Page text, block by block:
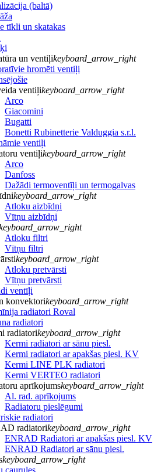
(baltā)
tīkli un skatakas
un ventiļikeyboard_arrow_right
hromēti ventiļi
ventiļikeyboard_arrow_right
Arco
Giacomini
Bugatti
Bonetti Rubinetterie Valduggia s.r.l.
ventiļi
ventiļikeyboard_arrow_right
Arco
Danfoss
Dažādi termoventīļi un termogalvas
keyboard_arrow_right
Atloku aizbīdņi
Vītņu aizbīdņi
Atloku filtri
Vītņu filtri
keyboard_arrow_right
Atloku pretvārsti
Vītņu pretvārsti
ventīļi
konvektorikeyboard_arrow_right
radiatori Roval
radiatori
radiatorikeyboard_arrow_right
Kermi radiatori ar sānu piesl.
Kermi radiatori ar apakšas piesl. KV
Kermi LINE PLK radiatori
Kermi VERTEO radiatori
aprīkojumskeyboard_arrow_right
Al. rad. aprīkojums
Radiatoru pieslēgumi
radiatori
radiatorikeyboard_arrow_right
ENRAD Radiatori ar apakšas piesl. KV
ENRAD Radiatori ar sānu piesl.
keyboard_arrow_right
caurules